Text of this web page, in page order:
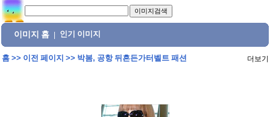
이미지 홈 인기 이미지
홈>> 이전 페이지 >> 박봄, 공항 뒤흔든가터벨트 패션 더보기